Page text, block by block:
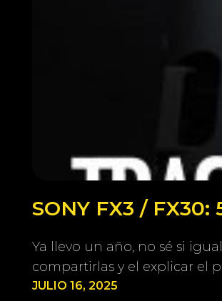
SONY FX3 / FX30:
Ya llevo un año, no sé si
compartirlas y el explicar el
JULIO 16, 2025